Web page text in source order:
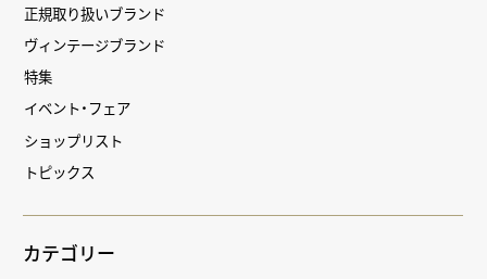
正規取り扱いブランド
ヴィンテージブランド
特集
イベント・フェア
ショップリスト
トピックス
カテゴリー